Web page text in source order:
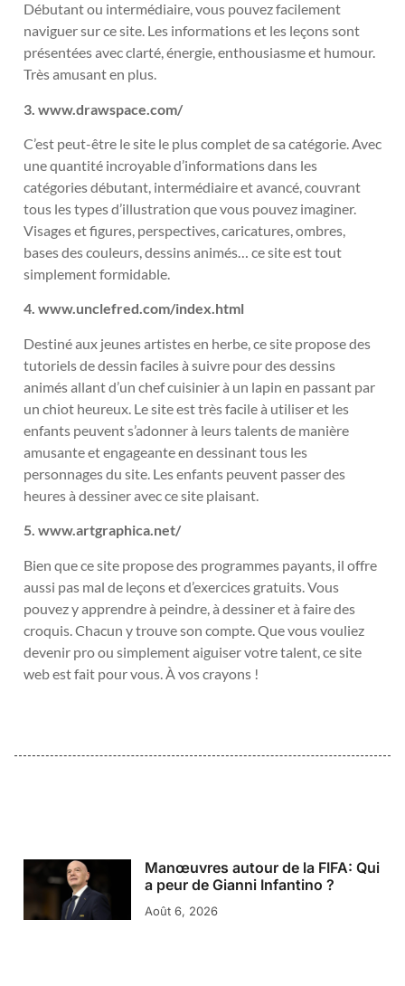
Débutant ou intermédiaire, vous pouvez facilement
naviguer sur ce site. Les informations et les leçons sont
présentées avec clarté, énergie, enthousiasme et humour.
Très amusant en plus.
3. www.drawspace.com/
C’est peut-être le site le plus complet de sa catégorie. Avec
une quantité incroyable d’informations dans les
catégories débutant, intermédiaire et avancé, couvrant
tous les types d’illustration que vous pouvez imaginer.
Visages et figures, perspectives, caricatures, ombres,
bases des couleurs, dessins animés… ce site est tout
simplement formidable.
4. www.unclefred.com/index.html
Destiné aux jeunes artistes en herbe, ce site propose des
tutoriels de dessin faciles à suivre pour des dessins
animés allant d’un chef cuisinier à un lapin en passant par
un chiot heureux. Le site est très facile à utiliser et les
enfants peuvent s’adonner à leurs talents de manière
amusante et engageante en dessinant tous les
personnages du site. Les enfants peuvent passer des
heures à dessiner avec ce site plaisant.
5. www.artgraphica.net/
Bien que ce site propose des programmes payants, il offre
aussi pas mal de leçons et d’exercices gratuits. Vous
pouvez y apprendre à peindre, à dessiner et à faire des
croquis. Chacun y trouve son compte. Que vous vouliez
devenir pro ou simplement aiguiser votre talent, ce site
web est fait pour vous. À vos crayons !
Manœuvres autour de la FIFA: Qui
a peur de Gianni Infantino ?
Août 6, 2026